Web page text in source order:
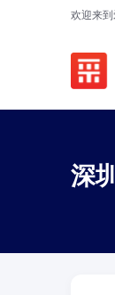
欢迎来
深